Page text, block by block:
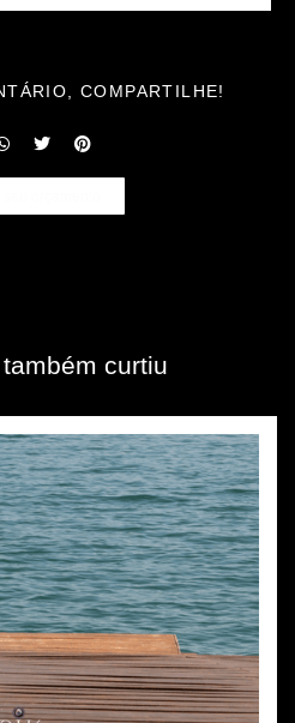
COMPARTILHE!
curtiu